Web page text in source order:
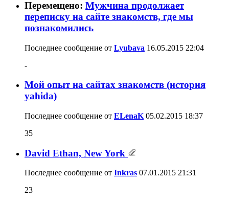
Перемещено: Мужчина продолжает
переписку на сайте знакомств, где мы
познакомились
Последнее сообщение от Lyubava 16.05.2015 22:04
-
Мой опыт на сайтах знакомств (история
yahida)
Последнее сообщение от ELenaK 05.02.2015 18:37
35
David Ethan, New York
Последнее сообщение от Inkras 07.01.2015 21:31
23